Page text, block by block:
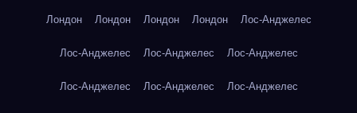
Лондон Лондон Лондон Лондон Лос-Анджелес
Лос-Анджелес Лос-Анджелес Лос-Анджелес
Лос-Анджелес Лос-Анджелес Лос-Анджелес